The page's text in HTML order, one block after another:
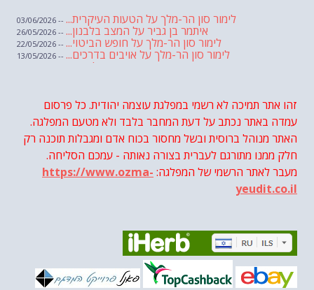
לימור סון הר-מלך על הטעות העיקרית... -- 03/06/2026
איתמר בן גביר על המצב בלבנון... -- 26/05/2026
לימור סון הר-מלך על חופש הביטוי... -- 22/05/2026
לימור סון הר-מלך על אויבים בדרכים... -- 13/05/2026
שבועת אמונים לדעאש
לימור סון הר-מלך על חוק...-- 19/04/2026
מיכאל בן ארי על פרשת הת...
מיכאל בן ארי על פרשת הת... -- 10/04/2026
השר בן גביר במקום נפילת הטיל.... -- 06/04/2026
חוק עונש מוות למחבלים...-- 29/03/2026
מיכאל בן ארי על פרשת השבוע ת... -- 27/03/2026
מיכאל בן ארי על פרשת השבוע ת...-- 20/03/2026
מיכאל בן ארי על דילמת המנהיגות....
מיכאל בן ארי על פרשת הת...
מיכאל בן ארי על פרשת הת...
מיכאל בן ארי על פרשת הת...-- 13/02/2026
מיכאל בן ארי על פרשת השבוע ת...-- 06/02/2026
זהו אתר תמיכה לא רשמי במפלגת עוצמה יהודית. כל פרסום
עמדה באתר נכתב על דעת המחבר בלבד ולא מטעם המפלגה.
האתר מנוהל ברוסית ובשל מחסור בכוח אדם ומגבלות תוכנה רק
חלק ממנו מתורגם לעברית בצורה נאותה - עמכם הסליחה.
מעבר לאתר הרשמי של המפלגה: https://www.ozma-
yeudit.co.il